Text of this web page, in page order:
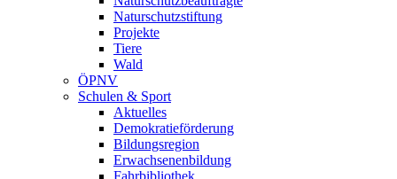
Naturschutzstiftung
Projekte
Tiere
Wald
ÖPNV
Schulen & Sport
Aktuelles
Demokratieförderung
Bildungsregion
Erwachsenenbildung
Fahrbibliothek